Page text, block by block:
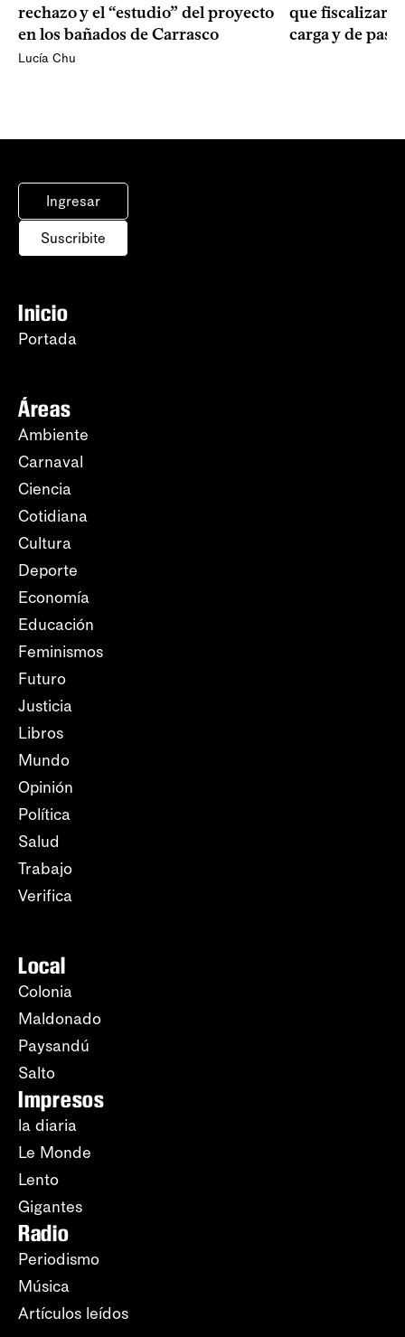
rechazo y el “estudio” del proyecto
en los bañados de Carrasco
Lucía Chu
que
carga y de
Ingresar
Suscribite
Inicio
Portada
Áreas
Ambiente
Carnaval
Ciencia
Cotidiana
Cultura
Deporte
Economía
Educación
Feminismos
Futuro
Justicia
Libros
Mundo
Opinión
Política
Salud
Trabajo
Verifica
Local
Colonia
Maldonado
Paysandú
Salto
Impresos
la diaria
Le Monde
Lento
Gigantes
Radio
Periodismo
Música
Artículos leídos